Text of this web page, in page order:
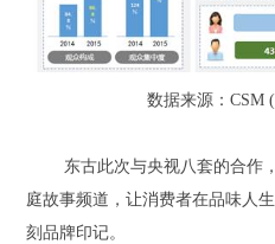
数据来源：CSM
东古此次与央视八套的合作
庭故事频道，让消费者在品味人
刻品牌印记。